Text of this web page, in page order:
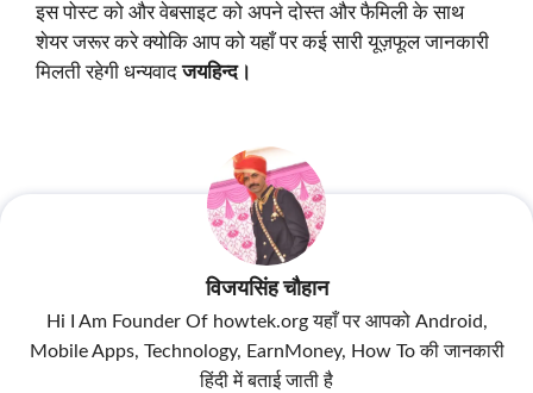
इस पोस्ट को और वेबसाइट को अपने दोस्त और फैमिली के साथ
शेयर जरूर करे क्योकि आप को यहाँ पर कई सारी यूज़फूल जानकारी
मिलती रहेगी धन्यवादजयहिन्द।
विजयसिंह चौहान
Hi I Am Founder Of howtek.org यहाँ पर आपको Android,
Mobile Apps, Technology, EarnMoney, How To की जानकारी
हिंदी में बताई जाती है